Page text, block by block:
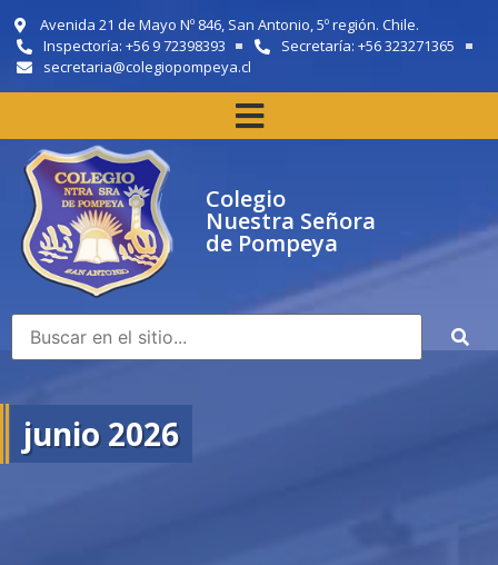
Avenida 21 de Mayo Nº 846, San Antonio, 5º región. Chile.
Inspectoría: +56 9 72398393
Secretaría: +56 323271365
secretaria@colegiopompeya.cl
Colegio
Nuestra Señora
de Pompeya
junio 2026